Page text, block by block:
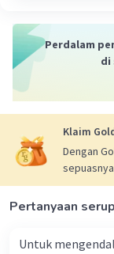
dan
HSBC
Perdalam
di
Klaim
Dengan
Pertanyaan
Untuk